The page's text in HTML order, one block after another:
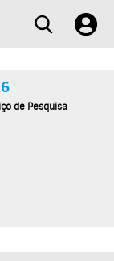
de Pesquisa